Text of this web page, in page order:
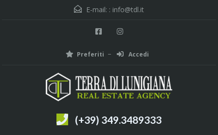
E-mail: : info@tdl.it
Preferiti Accedi
(+39) 349.3489333